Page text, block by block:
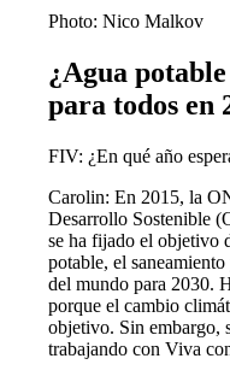
Photo: Nico Malkov
¿Agua
para todos en
FIV: ¿En qué año
Carolin: En 2015, la
Desarrollo Sostenible
se ha fijado el objetivo
potable, el
del mundo para 2030.
porque el cambio
objetivo. Sin embargo,
trabajando con Viva